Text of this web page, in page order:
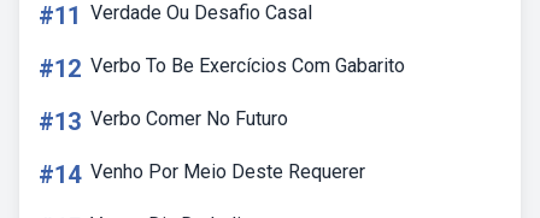
#11 Verdade Ou Desafio Casal
#12 Verbo To Be Exercícios Com Gabarito
#13 Verbo Comer No Futuro
#14 Venho Por Meio Deste Requerer